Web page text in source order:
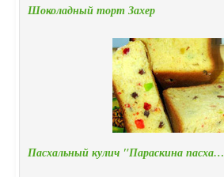
Шоколадный торт Захер
Пасхальный кулич "Параскина пасха…